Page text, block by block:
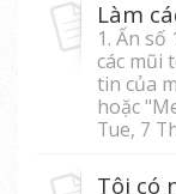
1. Ấn
các mũi
tin của
hoặc
Tue, 7